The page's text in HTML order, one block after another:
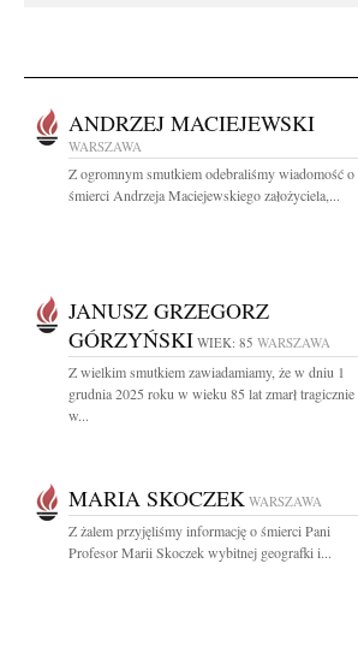
ANDRZEJ MACIEJEWSKI
WARSZAWA
Z ogromnym smutkiem odebraliśmy wiadomość o
śmierci Andrzeja Maciejewskiego założyciela,...
JANUSZ GRZEGORZ
GÓRZYŃSKI WIEK: 85 WARSZAWA
Z wielkim smutkiem zawiadamiamy, że w dniu 1
grudnia 2025 roku w wieku 85 lat zmarł tragicznie
w...
MARIA SKOCZEK WARSZAWA
Z żalem przyjęliśmy informację o śmierci Pani
Profesor Marii Skoczek wybitnej geografki i...